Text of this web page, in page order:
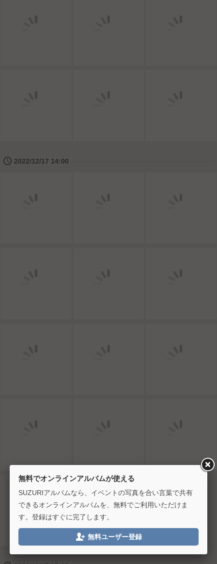
🕔 2022/12/17 14:00
無料でオンラインアルバムが使える
SUZURIアルバムなら、イベントの写真を合い言葉で共有
できるオンラインアルバムを、無料でご利用いただけま
す。登録はすぐに完了します。
 無料ユーザー登録